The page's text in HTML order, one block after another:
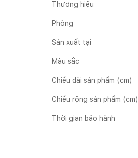
Thương hiệu
Phòng
Sản xuất tại
Màu sắc
Chiều dài sản phẩm (cm)
Chiều rộng sản phẩm (cm)
Thời gian bảo hành